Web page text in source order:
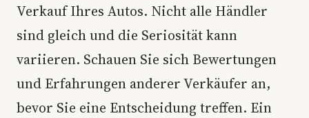
Verkauf Ihres Autos. Nicht alle Händler
sind gleich und die Seriosität kann
variieren. Schauen Sie sich Bewertungen
und Erfahrungen anderer Verkäufer an,
bevor Sie eine Entscheidung treffen. Ein